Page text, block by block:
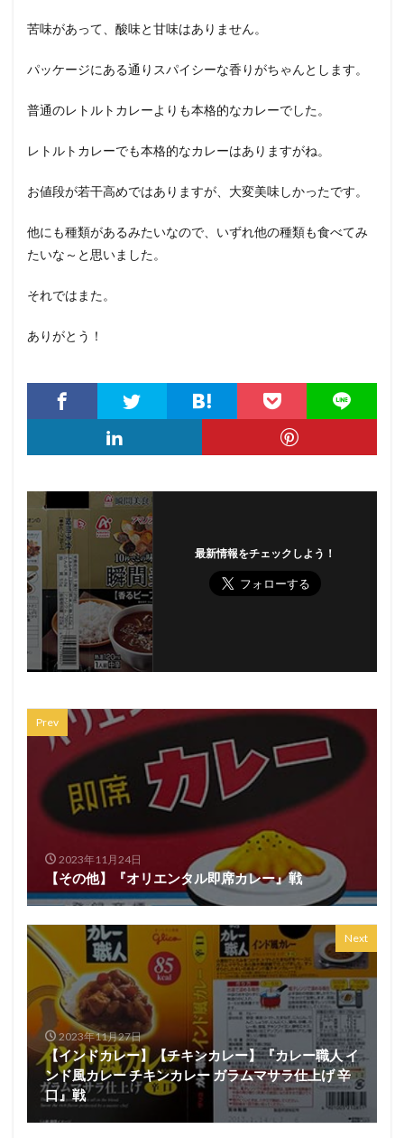
苦味があって、酸味と甘味はありません。
パッケージにある通りスパイシーな香りがちゃんとします。
普通のレトルトカレーよりも本格的なカレーでした。
レトルトカレーでも本格的なカレーはありますがね。
お値段が若干高めではありますが、大変美味しかったです。
他にも種類があるみたいなので、いずれ他の種類も食べてみ
たいな～と思いました。
それではまた。
ありがとう！
最新情報をチェックしよう！
Prev
2023年11月24日
【その他】『オリエンタル即席カレー』戦
Next
2023年11月27日
【インドカレー】【チキンカレー】『カレー職人 イ
ンド風カレー チキンカレー ガラムマサラ仕上げ 辛
口』戦